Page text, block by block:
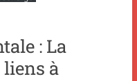
: La
à